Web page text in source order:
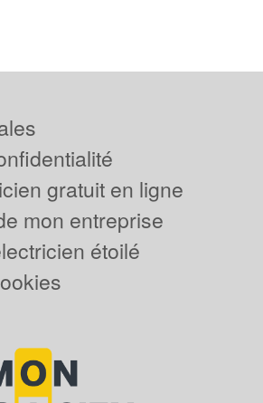
gratuit en ligne
mon entreprise
étoilé